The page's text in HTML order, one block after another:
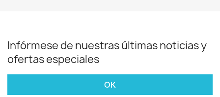
Infórmese de nuestras últimas noticias y
ofertas especiales